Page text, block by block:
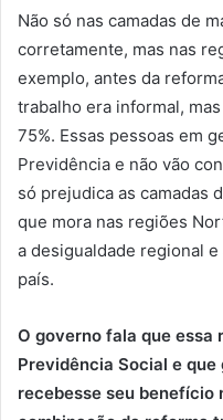
Não só nas camadas de
corretamente, mas nas
exemplo, antes da
trabalho era informal,
75%. Essas pessoas em
Previdência e não vão
só prejudica as camadas
que mora nas regiões
a desigualdade regional
país.
O governo fala que essa
Previdência Social e
recebesse seu benefício